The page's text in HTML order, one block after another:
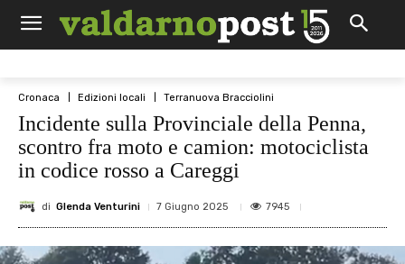
Cronaca Edizioni locali Terranuova Bracciolini
Incidente sulla Provinciale della Penna,
scontro fra moto e camion: motociclista
in codice rosso a Careggi
di Glenda Venturini 7 Giugno 2025 7945